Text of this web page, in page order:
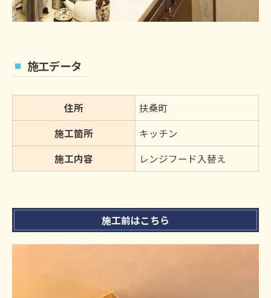
施工データ
住所
扶桑町
施工箇所
キッチン
施工内容
レンジフード入替え
施工前はこちら